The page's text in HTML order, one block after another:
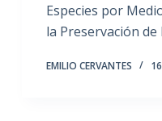
Especies por
la Preservación de
EMILIO CERVANTES